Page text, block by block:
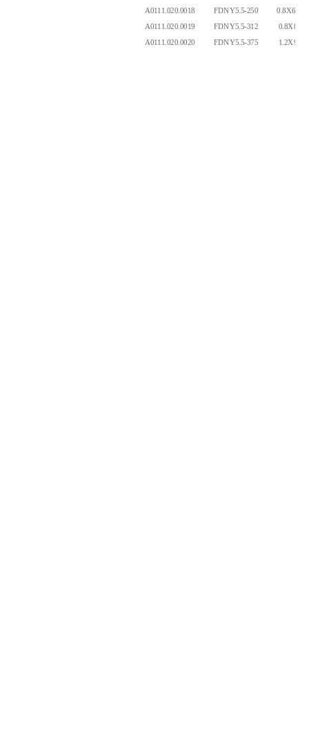
A0111.020.0018
FDNY5.5-250
0.8X6.35
A0111.020.0019
FDNY5.5-312
0.8X8.0
A0111.020.0020
FDNY5.5-375 1.2X9.4